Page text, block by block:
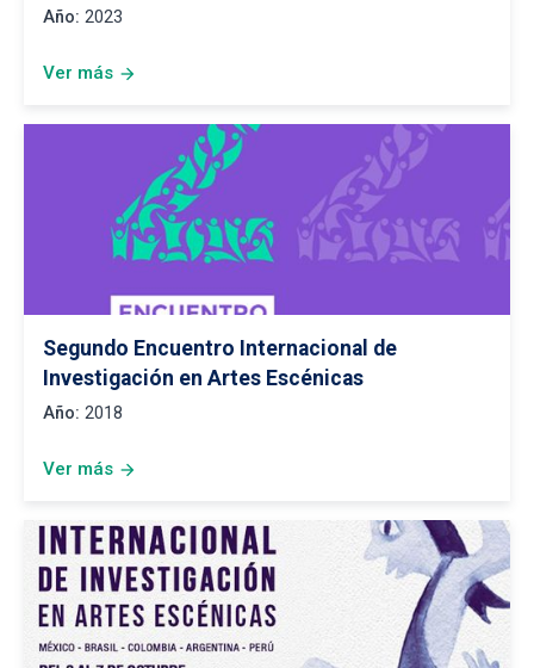
Año: 2023
Ver más arrow_forward
Segundo Encuentro Internacional de
Investigación en Artes Escénicas
Año: 2018
Ver más arrow_forward